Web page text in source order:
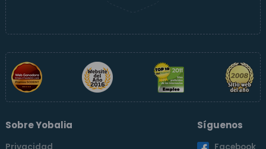
Sobre Yobalia Síguenos